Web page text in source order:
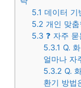
5.1 데이터 기
5.2 개인 맞
5.3 ❓ 자주
5.3.1 Q.
얼마나 자
5.3.2 Q.
환기 방법